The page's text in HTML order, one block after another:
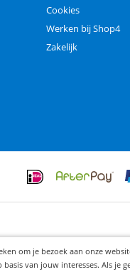
Cookies
Werken bij Shop4
Zakelijk
om je bezoek aan onze
van jouw interesses. Als